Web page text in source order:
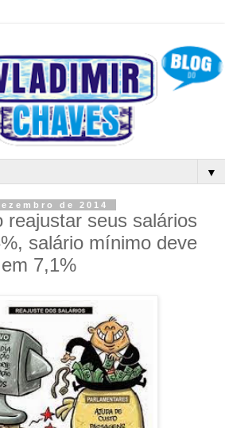
▼
de 2014
reajustar seus salários
salário mínimo deve
7,1%